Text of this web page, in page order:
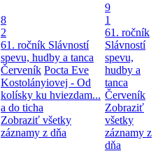
8
2
61. ročník Slávností
spevu, hudby a tanca
Červeník Pocta Eve
Kostolányiovej - Od
kolísky ku hviezdam...
a do ticha
Zobraziť všetky
záznamy z dňa
9
1
61. ročník
Slávností
spevu,
hudby a
tanca
Červeník
Zobraziť
všetky
záznamy z
dňa